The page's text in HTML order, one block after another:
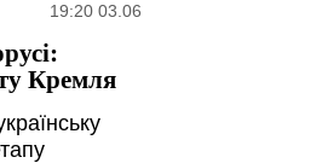
19:20 03.06
Кремля